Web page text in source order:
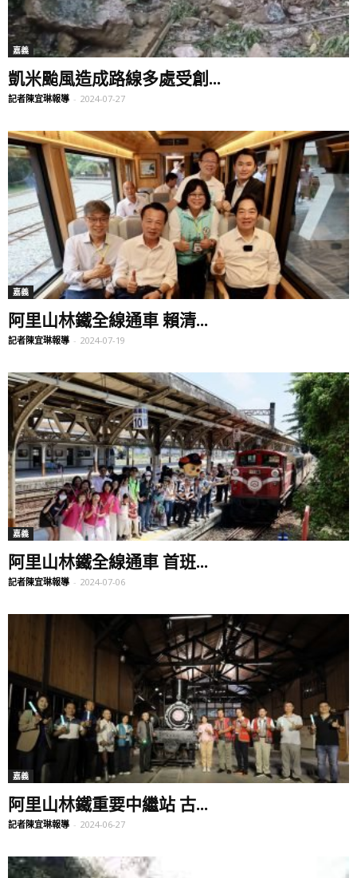
嘉義
凱米颱風造成路線多處受創...
記者陳宜琳報導 - 2024-07-27
嘉義
阿里山林鐵全線通車 賴清...
記者陳宜琳報導 - 2024-07-19
嘉義
阿里山林鐵全線通車 首班...
記者陳宜琳報導 - 2024-07-06
嘉義
阿里山林鐵重要中繼站 古...
記者陳宜琳報導 - 2024-06-27